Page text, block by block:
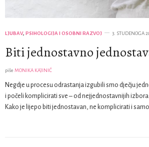
LJUBAV, PSIHOLOGIJA I OSOBNI RAZVOJ 3. STUDENOGA
Biti jednostavno
piše MONIKA KAJINIĆ
Negdje u procesu odrastanja izgubili smo dječju
i počeli komplicirati sve – od nejjednostavnijih
Kako je lijepo biti jednostavan, ne komplicirati i